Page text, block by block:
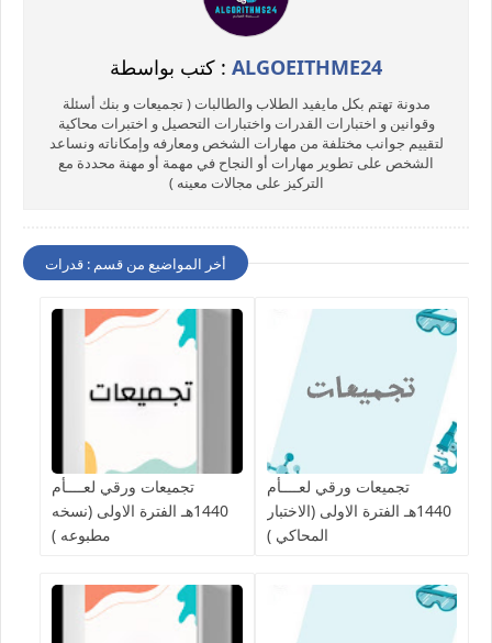
كتب بواسطة : ALGOEITHME24
مدونة تهتم بكل مايفيد الطلاب والطالبات ( تجميعات و بنك أسئلة
وقوانين و اختبارات القدرات واختبارات التحصيل و اختبرات محاكية
لتقييم جوانب مختلفة من مهارات الشخص ومعارفه وإمكاناته ونساعد
الشخص على تطوير مهارات أو النجاح في مهمة أو مهنة محددة مع
التركيز على مجالات معينه )
أخر المواضيع من قسم : قدرات
تجميعات ورقي لعــــأم
1440هـ الفترة الاولى (نسخه
مطبوعه )
تجميعات ورقي لعــــأم
1440هـ الفترة الاولى (الاختبار
المحاكي )